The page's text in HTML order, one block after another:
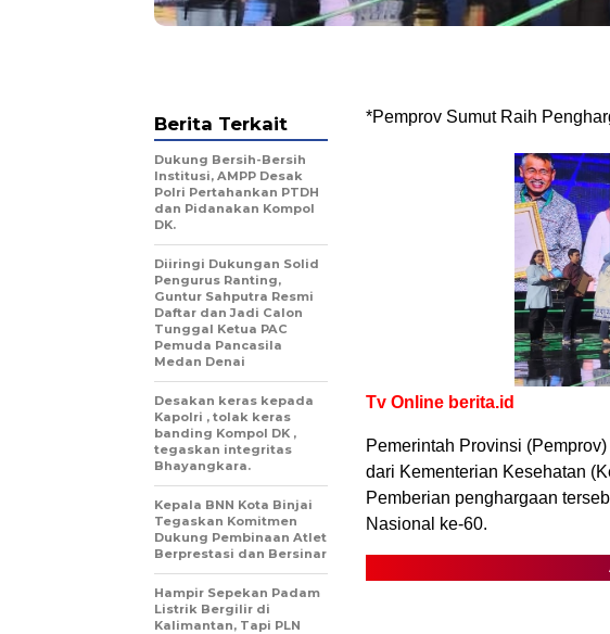
*Pemprov Sumut Raih
Tv Online berita.id
Pemerintah Provinsi
dari Kementerian Kesehatan
Pemberian penghargaan
Nasional ke-60.
Berita Terkait
Dukung Bersih-Bersih
Institusi, AMPP Desak
Polri Pertahankan PTDH
dan Pidanakan Kompol
DK.
Diiringi Dukungan Solid
Pengurus Ranting,
Guntur Sahputra Resmi
Daftar dan Jadi Calon
Tunggal Ketua PAC
Pemuda Pancasila
Medan Denai
Desakan keras kepada
Kapolri , tolak keras
banding Kompol DK ,
tegaskan integritas
Bhayangkara.
Kepala BNN Kota Binjai
Tegaskan Komitmen
Dukung Pembinaan Atlet
Berprestasi dan Bersinar
Hampir Sepekan Padam
Listrik Bergilir di
Kalimantan, Tapi PLN